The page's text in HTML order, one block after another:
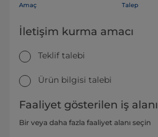
Amaç Talep
İletişim kurma amacı
Teklif talebi
Ürün bilgisi talebi
Faaliyet gösterilen iş alanı
Bir veya daha fazla faaliyet alanı seçin